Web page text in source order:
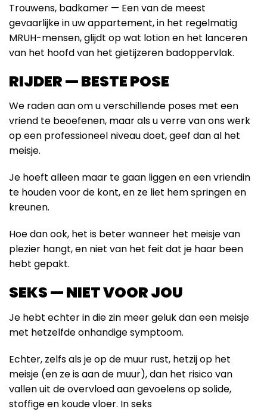
Trouwens, badkamer — Een van de meest
gevaarlijke in uw appartement, in het regelmatig
MRUH-mensen, glijdt op wat lotion en het lanceren
van het hoofd van het gietijzeren badoppervlak.
RIJDER — BESTE POSE
We raden aan om u verschillende poses met een
vriend te beoefenen, maar als u verre van ons werk
op een professioneel niveau doet, geef dan al het
meisje.
Je hoeft alleen maar te gaan liggen en een vriendin
te houden voor de kont, en ze liet hem springen en
kreunen.
Hoe dan ook, het is beter wanneer het meisje van
plezier hangt, en niet van het feit dat je haar been
hebt gepakt.
SEKS — NIET VOOR JOU
Je hebt echter in die zin meer geluk dan een meisje
met hetzelfde onhandige symptoom.
Echter, zelfs als je op de muur rust, hetzij op het
meisje (en ze is aan de muur), dan het risico van
vallen uit de overvloed aan gevoelens op solide,
stoffige en koude vloer. In seks